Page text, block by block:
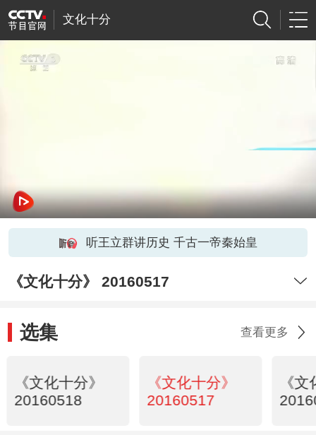
文化十分
听王立群讲历史 千古一帝秦始皇
《文化十分》 20160517
选集 查看更多
《文化十分》
20160518
《文化十分》
20160517
《